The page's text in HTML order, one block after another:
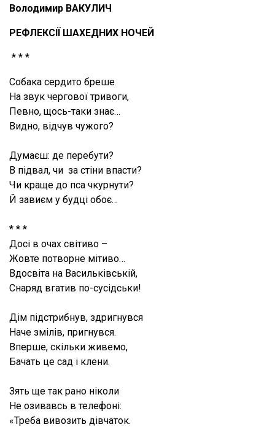
Володимир ВАКУЛИЧ
РЕФЛЕКСІЇ ШАХЕДНИХ НОЧЕЙ
* * *
Собака сердито бреше
На звук чергової тривоги,
Певно, щось-таки знає…
Видно, відчув чужого?
Думаєш: де перебути?
В підвал, чи за стіни впасти?
Чи краще до пса чкурнути?
Й завиєм у будці обоє…
* * *
Досі в очах світиво –
Жовте потворне мітиво…
Вдосвіта на Васильківській,
Снаряд вгатив по-сусідськи!
Дім підстрибнув, здригнувся
Наче змілів, пригнувся.
Вперше, скільки живемо,
Бачать це сад і клени.
Зять ще так рано ніколи
Не озивавсь в телефоні:
«Треба вивозить дівчаток.